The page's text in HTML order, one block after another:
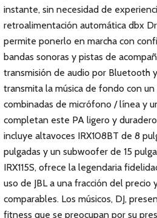
instante, sin necesidad de
retroalimentación automática dbx
permite ponerlo en marcha con
bandas sonoras y pistas de
transmisión de audio por Bluetooth
transmita la música de fondo con
combinadas de micrófono / línea y
completan este PA ligero y
incluye altavoces IRX108BT de 8
pulgadas y un subwoofer de 15
IRX115S, ofrece la legendaria
uso de JBL a una fracción del precio
comparables. Los músicos, DJ,
fitness que se preocupan por su